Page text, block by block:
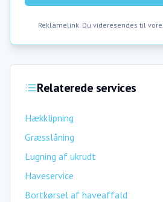
Reklamelink. Du videresendes til
Relaterede services
Hækklipning
Græsslåning
Lugning af ukrudt
Haveservice
Bortkørsel af haveaffald